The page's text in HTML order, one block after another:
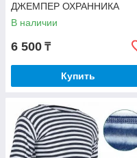
ДЖЕМПЕР ОХРАННИКА
В наличии
6 500 ₸
Купить